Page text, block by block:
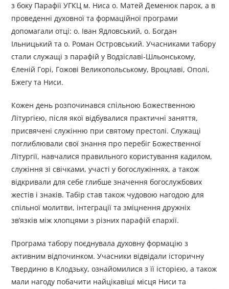
з боку Парафії УГКЦ м. Ниса о. Матей Деменюк парох, а в
проведенні духовної та формаційної програми
допомагали отці: о. Іван Ядловський, о. Богдан
Ільницький та о. Роман Островський. Учасниками табору
стали служащі з парафій у Водзіславі-Шльонському,
Єленій Горі, Гожові Великопольському, Вроцлаві, Ополі,
Бжегу та Ниси.
Кожен день розпочинався спільною Божественною
Літургією, після якої відбувалися практичні заняття,
присвячені служінню при святому престолі. Служащі
поглиблювали свої знання про перебіг Божественної
Літургії, навчалися правильного користування кадилом,
служіння зі свічками, участі у богослужіннях, а також
відкривали для себе глибше значення богослужбових
жестів і знаків. Табір став також чудовою нагодою для
спільної молитви, інтеграції та зміцнення дружніх
зв’язків між хлопцями з різних парафій єпархії.
Програма табору поєднувала духовну формацію з
активним відпочинком. Учасники відвідали історичну
Твердиню в Клодзьку, ознайомилися з її історією, а також
мали нагоду побачити найцікавіші місця Ниси та